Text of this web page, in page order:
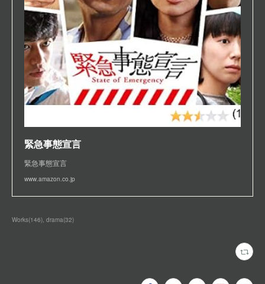
緊急事態宣言
緊急事態宣言
www.amazon.co.jp
Works(146) drama(32)